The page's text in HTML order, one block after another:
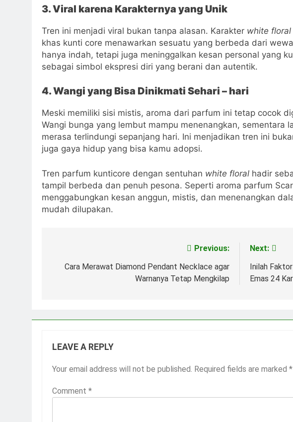
3. Viral karena Karakternya yang Unik
Tren ini menjadi viral bukan tanpa alasan. Karakter white floral
khas kunti core menawarkan sesuatu yang berbeda dari
hanya indah, tetapi juga meninggalkan kesan personal yang
sebagai simbol ekspresi diri yang berani dan autentik.
4. Wangi yang Bisa Dinikmati Sehari – hari
Meski memiliki sisi mistis, aroma dari parfum ini tetap cocok
Wangi bunga yang lembut mampu menenangkan, sementara
merasa terlindungi sepanjang hari. Ini menjadikan tren ini
juga gaya hidup yang bisa kamu adopsi.
Tren parfum kunticore dengan sentuhan white floral hadir
tampil berbeda dan penuh pesona. Seperti aroma parfum
menggabungkan kesan anggun, mistis, dan menenangkan
mudah dilupakan.
navigation
Previous:
Cara Merawat Diamond Pendant Necklace agar
Warnanya Tetap Mengkilap
Next:
Inilah
Emas 24
LEAVE A REPLY
Your email address will not be published. Required fields are marked *
Comment *